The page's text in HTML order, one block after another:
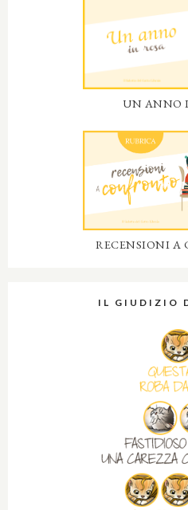
UN ANNO
RECENSIONI A
IL GIUDIZIO